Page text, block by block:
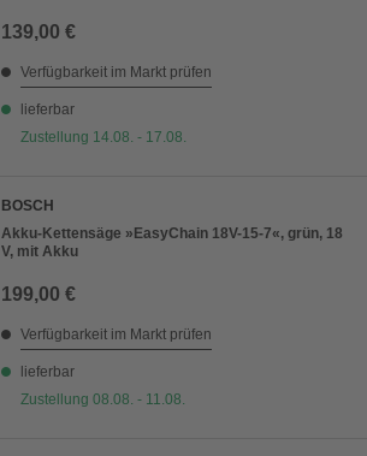
139,00 €
Verfügbarkeit im Markt prüfen
lieferbar
Zustellung 14.08. - 17.08.
BOSCH
Akku-Kettensäge »EasyChain 18V-15-7«, grün, 18
V, mit Akku
199,00 €
Verfügbarkeit im Markt prüfen
lieferbar
Zustellung 08.08. - 11.08.